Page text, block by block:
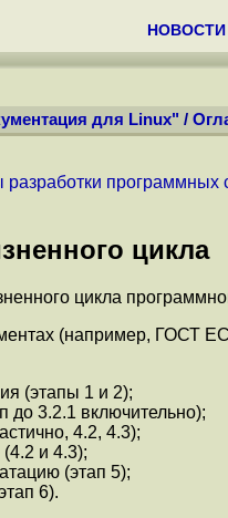
НОВОСТИ
для Linux" /
разработки программных
цикла
цикла
(например, ГОСТ
(этапы 1 и 2);
до 3.2.1 включительно);
4.2, 4.3);
и 4.3);
(этап 5);
6).